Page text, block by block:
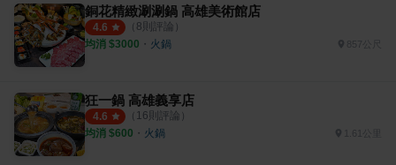
銅花精緻涮涮鍋 高雄美術館店
4.6 （ 8則評論）
均消 $3000 ・ 火鍋 857公尺
狂一鍋 高雄義享店
4.6 （ 16則評論）
均消 $600 ・ 火鍋